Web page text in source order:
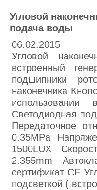
Угловой
подача воды
06.02.2015
Угловой
встроенный
подшипники
наконечника
использовании
Светодиодная
Передаточное
0.35MPa
1500LUX
2.355mm
сертификат CE
подсветкой (